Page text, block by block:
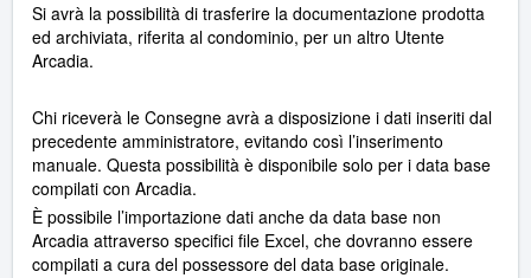
Si avrà la possibilità di trasferire la documentazione prodotta
ed archiviata, riferita al condominio, per un altro Utente
Arcadia.
Chi riceverà le Consegne avrà a disposizione i dati inseriti dal
precedente amministratore, evitando così l’inserimento
manuale. Questa possibilità è disponibile solo per i data base
compilati con Arcadia.
È possibile l’importazione dati anche da data base non
Arcadia attraverso specifici file Excel, che dovranno essere
compilati a cura del possessore del data base originale.